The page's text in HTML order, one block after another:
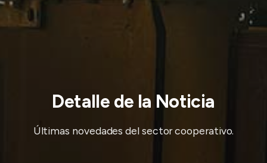
Detalle de la Noticia
Últimas novedades del sector cooperativo.